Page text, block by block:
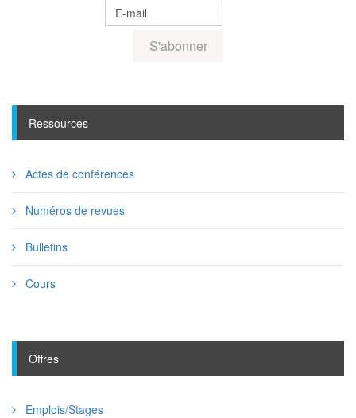
Ressources
Actes de conférences
Numéros de revues
Bulletins
Cours
Offres
Emplois/Stages